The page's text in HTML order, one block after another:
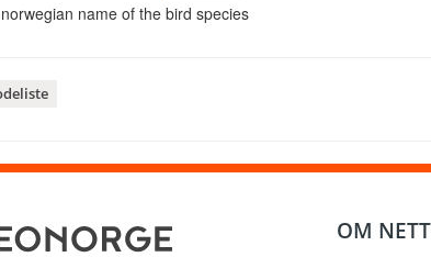
name of the bird species